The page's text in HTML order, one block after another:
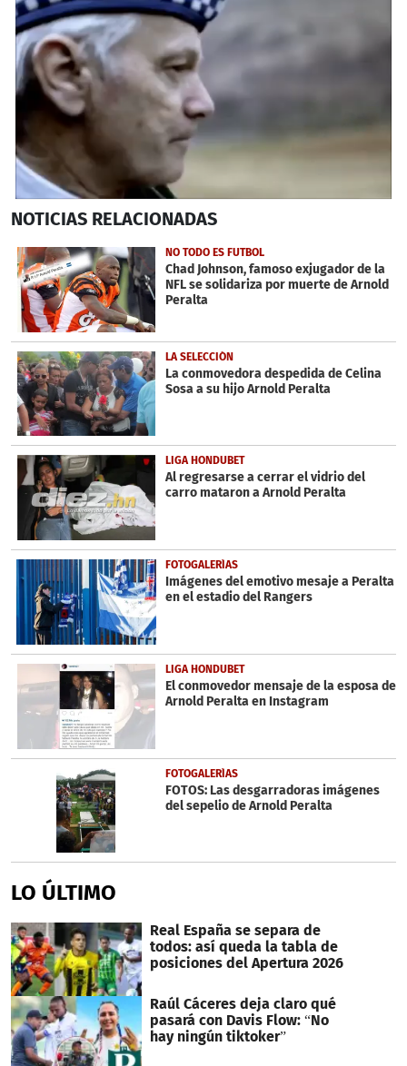
seconds
1
minute,
51
seconds
NOTICIAS RELACIONADAS
NO TODO ES FUTBOL
Chad Johnson, famoso exjugador de la
NFL se solidariza por muerte de Arnold
Peralta
LA SELECCIÓN
La conmovedora despedida de Celina
Sosa a su hijo Arnold Peralta
LIGA HONDUBET
Al regresarse a cerrar el vidrio del
carro mataron a Arnold Peralta
FOTOGALERÍAS
Imágenes del emotivo mesaje a Peralta
en el estadio del Rangers
LIGA HONDUBET
El conmovedor mensaje de la esposa de
Arnold Peralta en Instagram
FOTOGALERÍAS
FOTOS: Las desgarradoras imágenes
del sepelio de Arnold Peralta
LO ÚLTIMO
Real España se separa de
todos: así queda la tabla de
posiciones del Apertura 2026
Raúl Cáceres deja claro qué
pasará con Davis Flow: “No
hay ningún tiktoker”